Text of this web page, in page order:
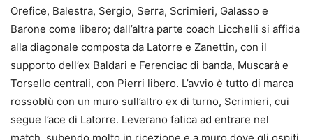
Orefice, Balestra, Sergio, Serra, Scrimieri, Galasso e
Barone come libero; dall’altra parte coach Licchelli si affida
alla diagonale composta da Latorre e Zanettin, con il
supporto dell’ex Baldari e Ferenciac di banda, Muscarà e
Torsello centrali, con Pierri libero. L’avvio è tutto di marca
rossoblù con un muro sull’altro ex di turno, Scrimieri, cui
segue l’ace di Latorre. Leverano fatica ad entrare nel
match, subendo molto in ricezione e a muro dove gli ospiti